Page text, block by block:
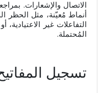
الاتصال والإشعارات.
أنماط مُعيّنة، مثل الحظر
التفاعلات غير الاعتيادية،
المُحتملة.
تسجيل